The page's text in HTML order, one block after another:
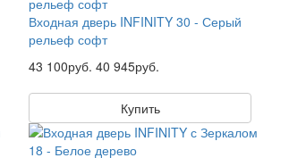
Входная дверь INFINITY 30 - Серый
рельеф софт
43 100руб. 40 945руб.
Купить